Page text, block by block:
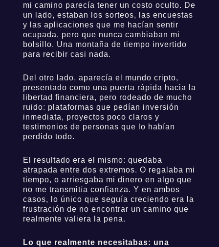
mi camino parecía tener un costo oculto. De
un lado, estaban los sorteos, las encuestas
y las aplicaciones que me hacían sentir
ocupada, pero que nunca cambiaban mi
bolsillo. Una montaña de tiempo invertido
para recibir casi nada.
Del otro lado, aparecía el mundo cripto,
presentado como una puerta rápida hacia la
libertad financiera, pero rodeado de mucho
ruido: plataformas que pedían inversión
inmediata, proyectos poco claros y
testimonios de personas que lo habían
perdido todo.
El resultado era el mismo: quedaba
atrapada entre dos extremos. O regalaba mi
tiempo, o arriesgaba mi dinero en algo que
no me transmitía confianza. Y en ambos
casos, lo único que seguía creciendo era la
frustración de no encontrar un camino que
realmente valiera la pena.
Lo que realmente necesitabas: una